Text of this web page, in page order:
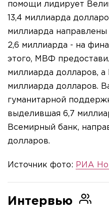
помощи лидирует
13,4 миллиарда
миллиарда
2,6 миллиарда - на
этого, МВФ
миллиарда долларов,
миллиарда долларов.
гуманитарной
выделившая 6,7
Всемирный банк,
долларов.
Источник фото: РИА
Интервью